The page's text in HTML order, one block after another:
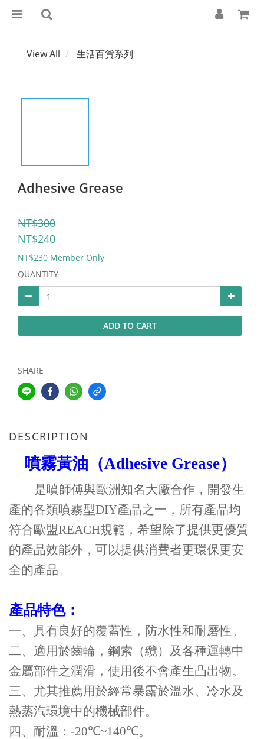
View All 生活百貨系列
Adhesive Grease
NT$300
NT$240
NT$230 Member Only
QUANTITY
ADD TO CART
SHARE
DESCRIPTION
噴霧黃油（Adhesive Grease）
是噴師傅與歐洲知名大廠合作，開發生
產的各類噴霧型DIY產品之一，所有產品均
符合歐盟REACH規範，希望除了提供更優質
的產品效能外，可以提供消費者更環保更安
全的產品。
產品特色：
一、具有良好的覆蓋性，防水性和耐磨性。
二、適用於齒輪，鋼索（纜）及各種運轉中
金屬部件之潤滑，使用後不會產生凸出物。
三、尤其推薦用於經常暴露於溫水、冷水及
熱蒸汽環境中的機械部件。
四、耐溫： -20℃~140℃。